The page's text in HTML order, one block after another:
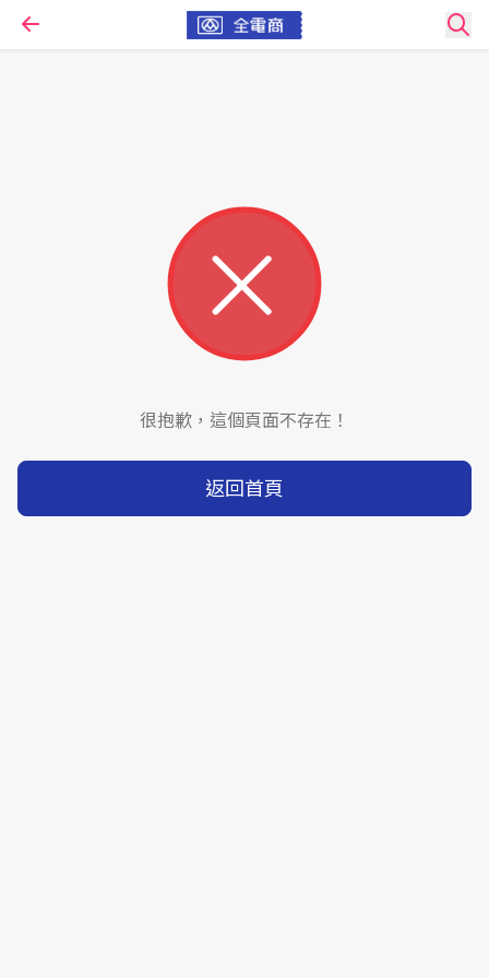
很抱歉，這個頁面不存在！
返回首頁